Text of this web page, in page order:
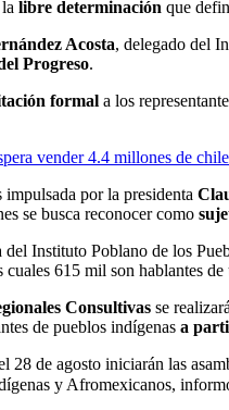
libre determinación que
Acosta, delegado del
Progreso.
formal a los
vender 4.4 millones de
por la presidenta
se busca reconocer como
Instituto Poblano de los
cuales 615 mil son hablantes
Consultivas se
de pueblos indígenas a
28 de agosto iniciarán las
y Afromexicanos,